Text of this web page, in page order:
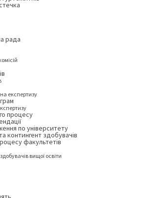
рада
на експертизу
процесу
по університету
контингент здобувачів
факультетів
вищої освіти